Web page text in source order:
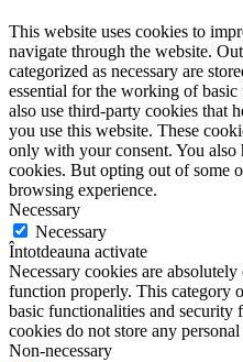
This website uses cookies to
navigate through the website.
categorized as necessary are
essential for the working of
also use third-party cookies that
you use this website. These
only with your consent. You also
cookies. But opting out of some
browsing experience.
Necessary
Necessary
Întotdeauna activate
Necessary cookies are
function properly. This category
basic functionalities and security
cookies do not store any
Non-necessary